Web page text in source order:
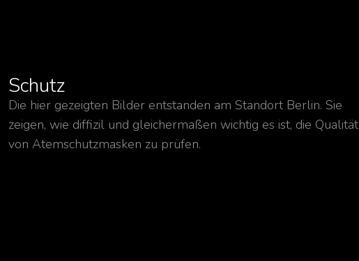
Schutz
Die hier gezeigten Bilder entstanden am Standort Berlin. Sie
zeigen, wie diffizil und gleichermaßen wichtig es ist, die Qualität
von Atemschutzmasken zu prüfen.